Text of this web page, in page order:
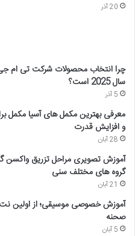
20 آذر
چرا انتخاب محصولات شرکت تی ام جی
سال 2025 است؟
5 آذر
معرفی بهترین مکمل های آسیا
و افزایش قدرت
28 آبان
گروه های مختلف سنی
21 آبان
آموزش خصوصی موسیقی؛ از اولین نت
صحنه
5 آبان